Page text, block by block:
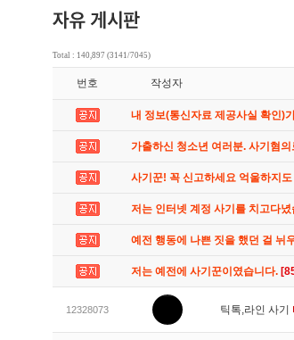
Total : 140,897 (3141/7045)
번호 작성자
내 정보(통신자료 제공사실 확인)
가출하신 청소년 여러분. 사기혐
사기꾼! 꼭 신고하세요 억울하지
저는 인터넷 계정 사기를 치고다
예전 행동에 나쁜 짓을 했던 걸 뉘
저는 예전에 사기꾼이였습니다.
12328073 틱톡,라인 사기